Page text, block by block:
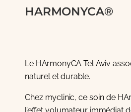
HARMONYCA®
Le HArmonyCA Tel Aviv
naturel et durable.
Chez myclinic, ce soin de